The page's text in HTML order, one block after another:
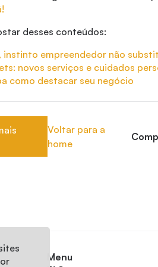
desses conteúdos:
instinto empreendedor não
novos serviços e cuidados
como destacar seu negócio
Voltar para a
home
Menu